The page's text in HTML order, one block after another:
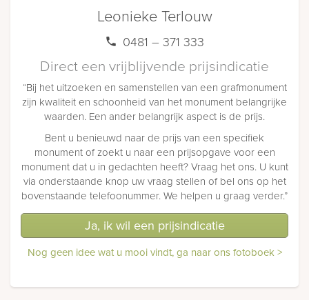
Leonieke Terlouw
0481 – 371 333
Direct een vrijblijvende prijsindicatie
“Bij het uitzoeken en samenstellen van een grafmonument
zijn kwaliteit en schoonheid van het monument belangrijke
waarden. Een ander belangrijk aspect is de prijs.
Bent u benieuwd naar de prijs van een specifiek
monument of zoekt u naar een prijsopgave voor een
monument dat u in gedachten heeft? Vraag het ons. U kunt
via onderstaande knop uw vraag stellen of bel ons op het
bovenstaande telefoonummer. We helpen u graag verder.”
Ja, ik wil een prijsindicatie
Nog geen idee wat u mooi vindt, ga naar ons fotoboek >